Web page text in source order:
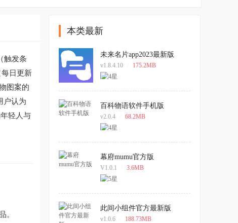
触发条
日更新
图案的
户认为
轻人与
。
本类最新
未来名片app2023最新版
v1.8.4.10 175.2MB
百科物语软件手机版
v2.0.4 68.2MB
幕府mumu官方版
V1.0.1 3.6MB
此间小组件官方最新版
v1.0.6 188.73MB